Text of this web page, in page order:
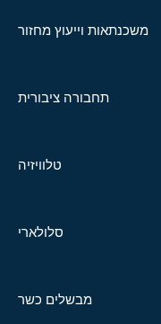
משכנתאות וייעוץ מחזור
תחבורה ציבורית
טלוויזיה
סלולארי
מבשלים כשר